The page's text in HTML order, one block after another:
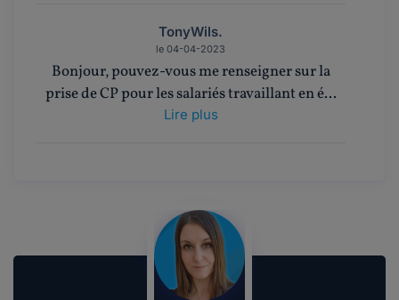
TonyWils.
le 04-04-2023
Bonjour, pouvez-vous me renseigner sur la
prise de CP pour les salariés travaillant en é...
Lire plus
Merci pour cet article qui a répondu quasiment
à ma question. Ok pour le samedi décompt...
Lire plus